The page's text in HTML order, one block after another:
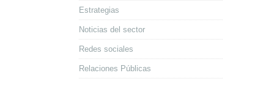
Estrategias
Noticias del sector
Redes sociales
Relaciones Públicas